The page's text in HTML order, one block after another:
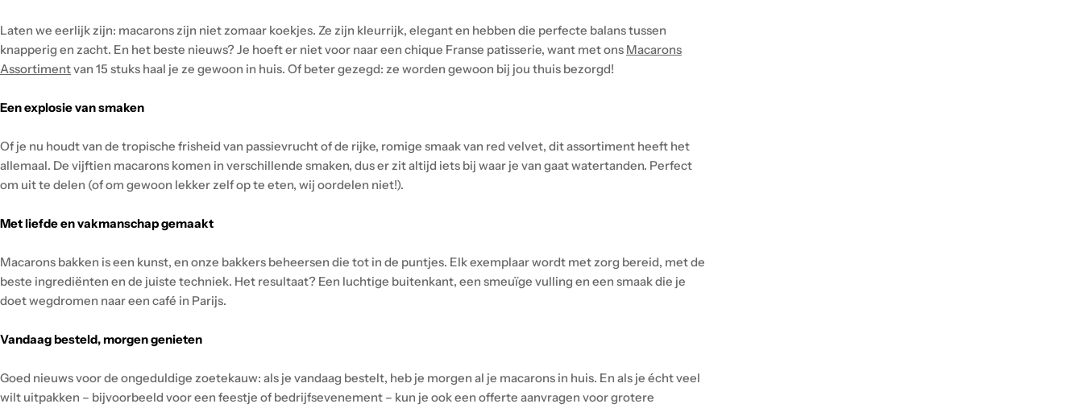
Laten we eerlijk zijn: macarons zijn niet zomaar koekjes. Ze zijn kleurrijk, elegant en hebben die perfecte balans tussen
knapperig en zacht. En het beste nieuws? Je hoeft er niet voor naar een chique Franse patisserie, want met ons Macarons
Assortimentvan 15 stuks haal je ze gewoon in huis. Of beter gezegd: ze worden gewoon bij jou thuis bezorgd!
Een explosie van smaken
Of je nu houdt van de tropische frisheid van passievrucht of de rijke, romige smaak van red velvet, dit assortiment heeft het
allemaal. De vijftien macarons komen in verschillende smaken, dus er zit altijd iets bij waar je van gaat watertanden. Perfect
om uit te delen (of om gewoon lekker zelf op te eten, wij oordelen niet!).
Met liefde en vakmanschap gemaakt
Macarons bakken is een kunst, en onze bakkers beheersen die tot in de puntjes. Elk exemplaar wordt met zorg bereid, met de
beste ingrediënten en de juiste techniek. Het resultaat? Een luchtige buitenkant, een smeuïge vulling en een smaak die je
doet wegdromen naar een café in Parijs.
Vandaag besteld, morgen genieten
Goed nieuws voor de ongeduldige zoetekauw: als je vandaag bestelt, heb je morgen al je macarons in huis. En als je écht veel
wilt uitpakken – bijvoorbeeld voor een feestje of bedrijfsevenement – kun je ook een offerte aanvragen voor grotere